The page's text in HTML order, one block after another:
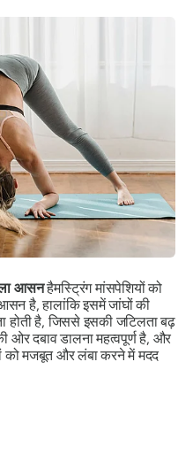
आसनहैमस्ट्रिंग मांसपेशियों को
है, हालांकि इसमें जांघों की
होती है, जिससे इसकी जटिलता बढ़
ओर दबाव डालना महत्वपूर्ण है, और
को मजबूत और लंबा करने में मदद